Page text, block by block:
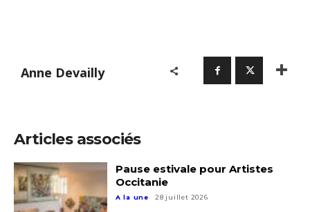
Anne Devailly
Articles associés
Pause estivale pour Artistes
Occitanie
A la une 28 juillet 2026